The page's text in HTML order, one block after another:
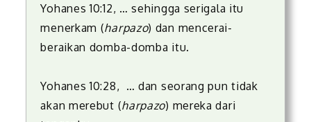
Yohanes 10:12, … sehingga serigala itu
menerkam (harpazo) dan mencerai-
beraikan domba-domba itu.
Yohanes 10:28, … dan seorang pun tidak
akan merebut (harpazo) mereka dari